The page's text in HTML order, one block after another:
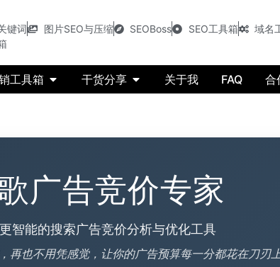
键词 图片SEO与压缩 SEOBoss SEO工具箱
域名
工具箱 干货分享 关于我 FAQ 合
广告竞价专家
智能的搜索广告竞价分析与优化工具
再也不用凭感觉，让你的广告预算每一分都花在刀刃